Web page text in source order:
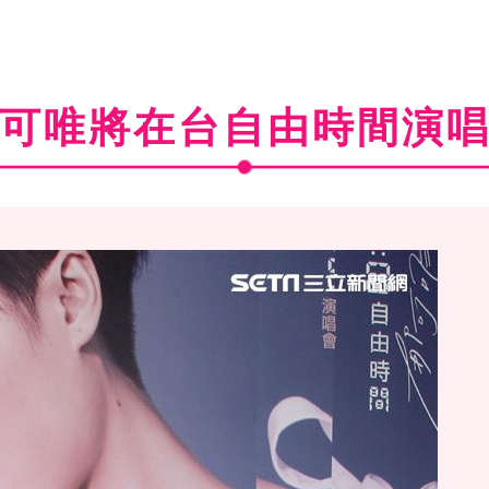
唯將在台自由時間演